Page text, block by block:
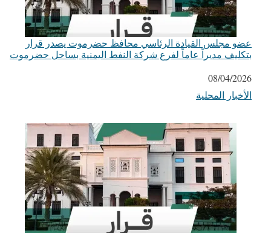
عضو مجلس القيادة الرئاسي محافظ حضرموت يصدر قرار
بتكليف مديراً عاماً لفرع شركة النفط اليمنية بساحل حضرموت
التاريخ
08/04/2026
في ما يتعلق بما يأتي
الأخبار المحلية